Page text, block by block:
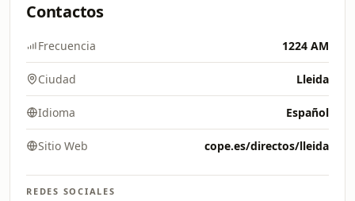
Contactos
Frecuencia 1224 AM
Ciudad Lleida
Idioma Español
Sitio Web cope.es/directos/lleida
REDES SOCIALES